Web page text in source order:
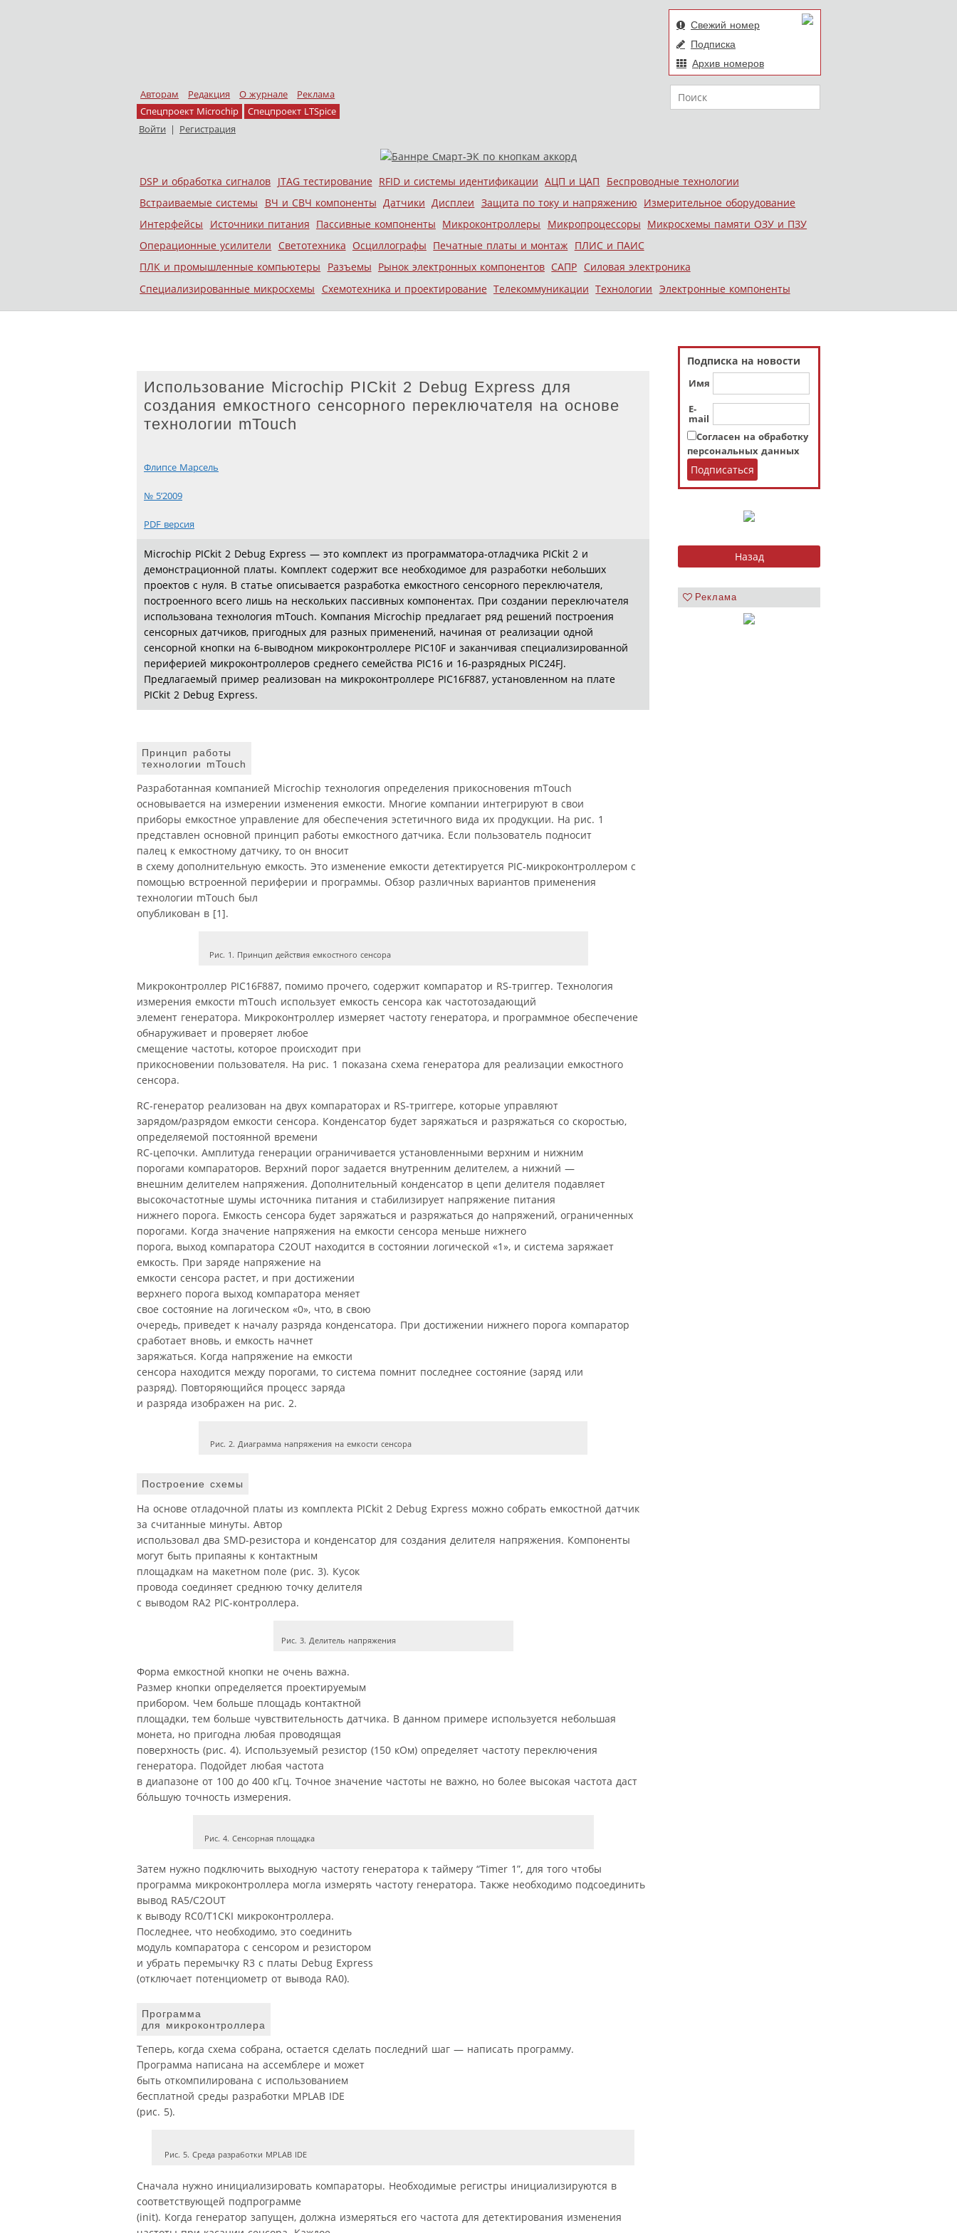
Авторам Редакция О журнале
Реклама
Спецпроект Microchip
Спецпроект LTSpice
Войти | Регистрация
Свежий номер
Подписка
Архив номеров
Поиск
Меню
Skip to content
DSP и обработка сигналов JTAG тестирование RFID и системы идентификации АЦП и ЦАП
Беспроводные технологии
Встраиваемые системы
ВЧ и СВЧ компоненты Датчики Дисплеи Защита по току и напряжению Измерительное оборудование
Интерфейсы
Источники питания Пассивные компоненты Микроконтроллеры Микропроцессоры Микросхемы памяти ОЗУ и ПЗУ
Операционные усилители
Светотехника Осциллографы Печатные платы и монтаж ПЛИС и ПАИС
ПЛК и промышленные компьютеры
Разъемы Рынок электронных компонентов САПР Силовая электроника
Специализированные микросхемы
Схемотехника и проектирование Телекоммуникации Технологии Электронные компоненты
Подписка на новости
Имя
E-
mail
Согласен на обработку
персональных данных
Реклама
Использование Microchip PICkit 2 Debug Express для
создания емкостного сенсорного переключателя на основе
технологии mTouch
Флипсе Марсель
№ 5’2009
PDF версия
Microchip PICkit 2 Debug Express — это комплект из программатора-отладчика PICkit 2 и
демонстрационной платы. Комплект содержит все необходимое для разработки небольших
проектов с нуля. В статье описывается разработка емкостного сенсорного переключателя,
построенного всего лишь на нескольких пассивных компонентах. При создании переключателя
использована технология mTouch. Компания Microchip предлагает ряд решений построения
сенсорных датчиков, пригодных для разных применений, начиная от реализации одной
сенсорной кнопки на 6-выводном микроконтроллере PIC10F и заканчивая специализированной
периферией микроконтроллеров среднего семейства PIC16 и 16-разрядных PIC24FJ.
Предлагаемый пример реализован на микроконтроллере PIC16F887, установленном на плате
PICkit 2 Debug Express.
Принцип работы
технологии mTouch
Разработанная компанией Microchip технология определения прикосновения mTouch
основывается на измерении изменения емкости. Многие компании интегрируют в свои
приборы емкостное управление для обеспечения эстетичного вида их продукции. На рис. 1
представлен основной принцип работы емкостного датчика. Если пользователь подносит
палец к емкостному датчику, то он вносит
в схему дополнительную емкость. Это изменение емкости детектируется PIC-микроконтроллером с
помощью встроенной периферии и программы. Обзор различных вариантов применения
технологии mTouch был
опубликован в [1].
Рис. 1. Принцип действия емкостного сенсора
Микроконтроллер PIC16F887, помимо прочего, содержит компаратор и RS-триггер. Технология
измерения емкости mTouch использует емкость сенсора как частотозадающий
элемент генератора. Микроконтроллер измеряет частоту генератора, и программное обеспечение
обнаруживает и проверяет любое
смещение частоты, которое происходит при
прикосновении пользователя. На рис. 1 показана схема генератора для реализации емкостного
сенсора.
RC-генератор реализован на двух компараторах и RS-триггере, которые управляют
зарядом/разрядом емкости сенсора. Конденсатор будет заряжаться и разряжаться со скоростью,
определяемой постоянной времени
RC-цепочки. Амплитуда генерации ограничивается установленными верхним и нижним
порогами компараторов. Верхний порог задается внутренним делителем, а нижний —
внешним делителем напряжения. Дополнительный конденсатор в цепи делителя подавляет
высокочастотные шумы источника питания и стабилизирует напряжение питания
нижнего порога. Емкость сенсора будет заряжаться и разряжаться до напряжений, ограниченных
порогами. Когда значение напряжения на емкости сенсора меньше нижнего
порога, выход компаратора C2OUT находится в состоянии логической «1», и система заряжает
емкость. При заряде напряжение на
емкости сенсора растет, и при достижении
верхнего порога выход компаратора меняет
свое состояние на логическом «0», что, в свою
очередь, приведет к началу разряда конденсатора. При достижении нижнего порога компаратор
сработает вновь, и емкость начнет
заряжаться. Когда напряжение на емкости
сенсора находится между порогами, то система помнит последнее состояние (заряд или
разряд). Повторяющийся процесс заряда
и разряда изображен на рис. 2.
Рис. 2. Диаграмма напряжения на емкости сенсора
Построение схемы
На основе отладочной платы из комплекта PICkit 2 Debug Express можно собрать емкостной датчик
за считанные минуты. Автор
использовал два SMD-резистора и конденсатор для создания делителя напряжения. Компоненты
могут быть припаяны к контактным
площадкам на макетном поле (рис. 3). Кусок
провода соединяет среднюю точку делителя
с выводом RA2 PIC-контроллера.
Рис. 3. Делитель напряжения
Форма емкостной кнопки не очень важна.
Размер кнопки определяется проектируемым
прибором. Чем больше площадь контактной
площадки, тем больше чувствительность датчика. В данном примере используется небольшая
монета, но пригодна любая проводящая
поверхность (рис. 4). Используемый резистор (150 кОм) определяет частоту переключения
генератора. Подойдет любая частота
в диапазоне от 100 до 400 кГц. Точное значение частоты не важно, но более высокая частота даст
бóльшую точность измерения.
Рис. 4. Сенсорная площадка
Затем нужно подключить выходную частоту генератора к таймеру “Timer 1”, для того чтобы
программа микроконтроллера могла измерять частоту генератора. Также необходимо подсоединить
вывод RA5/C2OUT
к выводу RC0/T1CKI микроконтроллера.
Последнее, что необходимо, это соединить
модуль компаратора с сенсором и резистором
и убрать перемычку R3 с платы Debug Express
(отключает потенциометр от вывода RA0).
Программа
для микроконтроллера
Теперь, когда схема собрана, остается сделать последний шаг — написать программу.
Программа написана на ассемблере и может
быть откомпилирована с использованием
бесплатной среды разработки MPLAB IDE
(рис. 5).
Рис. 5. Среда разработки MPLAB IDE
Сначала нужно инициализировать компараторы. Необходимые регистры инициализируются в
соответствующей подпрограмме
(init). Когда генератор запущен, должна измеряться его частота для детектирования изменения